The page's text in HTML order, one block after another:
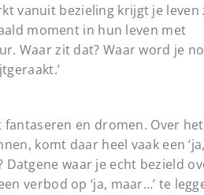
vanuit bezieling krijgt je
moment in hun leven met
Waar zit dat? Waar word je
en dromen. Over
komt daar heel vaak een
waar je echt bezield
verbod op ‘ja, maar…’ te